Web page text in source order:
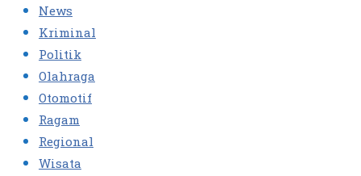
News
Kriminal
Politik
Olahraga
Otomotif
Ragam
Regional
Wisata